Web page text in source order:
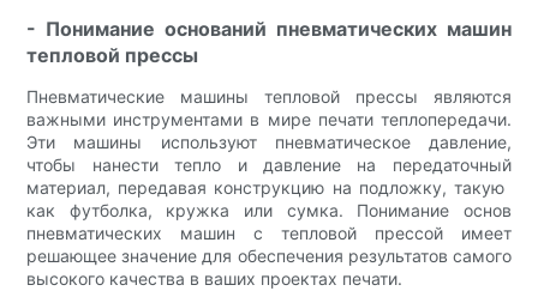
- Понимание оснований пневматических машин
тепловой прессы
Пневматические машины тепловой прессы являются
важными инструментами в мире печати теплопередачи.
Эти машины используют пневматическое давление,
чтобы нанести тепло и давление на передаточный
материал, передавая конструкцию на подложку, такую ​​
как футболка, кружка или сумка. Понимание основ
пневматических машин с тепловой прессой имеет
решающее значение для обеспечения результатов самого
высокого качества в ваших проектах печати.